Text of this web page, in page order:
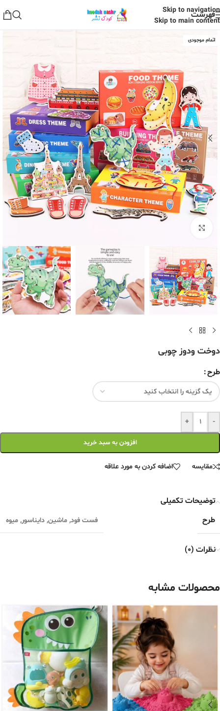
Skip to navigation
Skip to main content
فهرست
اتمام موجودی
دوخت ودوز چوبی
طرح
-
+
افزودن به سبد خرید
مقایسه اضافه کردن به مورد علاقه
توضیحات تکمیلی
طرح
فست فود, ماشین, دایناسور, میوه
نظرات (0)
محصولات مشابه